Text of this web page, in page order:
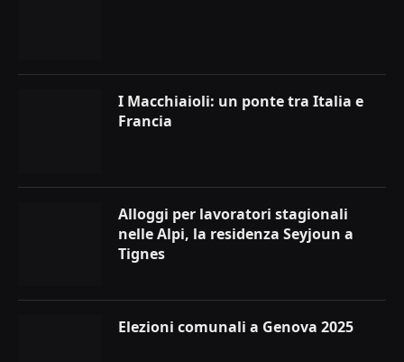
I Macchiaioli: un ponte tra Italia e
Francia
Alloggi per lavoratori stagionali
nelle Alpi, la residenza Seyjoun a
Tignes
Elezioni comunali a Genova 2025